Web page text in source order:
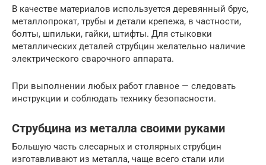
В качестве материалов используется деревянный брус,
металлопрокат, трубы и детали крепежа, в частности,
болты, шпильки, гайки, штифты. Для стыковки
металлических деталей струбцин желательно наличие
электрического сварочного аппарата.
При выполнении любых работ главное — следовать
инструкции и соблюдать технику безопасности.
Струбцина из металла своими руками
Большую часть слесарных и столярных струбцин
изготавливают из металла, чаще всего стали или